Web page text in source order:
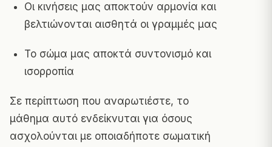
Οι κινήσεις μας αποκτούν αρμονία και
βελτιώνονται αισθητά οι γραμμές μας
Το σώμα μας αποκτά συντονισμό και
ισορροπία
Σε περίπτωση που αναρωτιέστε, το
μάθημα αυτό ενδείκνυται για όσους
ασχολούνται με οποιαδήποτε σωματική